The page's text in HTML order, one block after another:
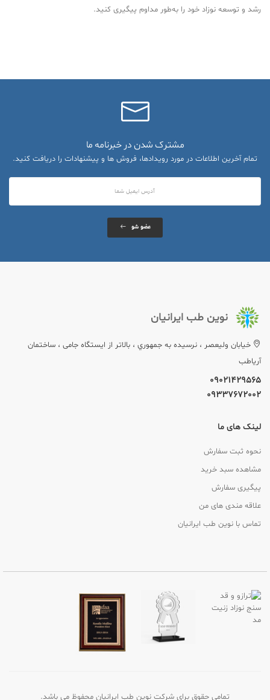
رشد و توسعه نوزاد خود را به‌طور مداوم پیگیری کنید.
مشترک شدن در خبرنامه ما
تمام آخرین اطلاعات در مورد رویدادها، فروش ها و پیشنهادات را دریافت کنید.
عضو شو
نوین طب ایرانیان
خيابان وليعصر ، نرسيده به جمهوري ، بالاتر از ایستگاه جامی ، ساختمان
آریاطب
09021429565
09337672002
لینک های ما
نحوه ثبت سفارش
مشاهده سبد خرید
پیگیری سفارش
علاقه مندی های من
تماس با نوین طب ایرانیان
تمامی حقوق برای شرکت نوین طب ایرانیان محفوظ می باشد.